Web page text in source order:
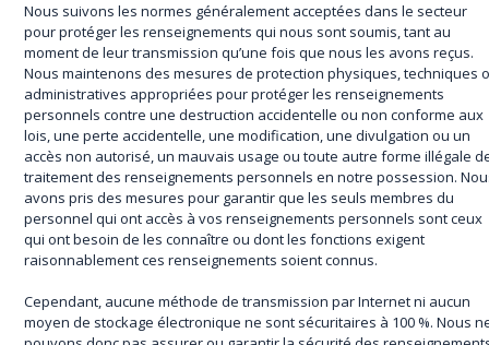
Nous suivons les normes généralement acceptées dans le secteur
pour protéger les renseignements qui nous sont soumis, tant au
moment de leur transmission qu’une fois que nous les avons reçus.
Nous maintenons des mesures de protection physiques, techniques
administratives appropriées pour protéger les renseignements
personnels contre une destruction accidentelle ou non conforme aux
lois, une perte accidentelle, une modification, une divulgation ou un
accès non autorisé, un mauvais usage ou toute autre forme illégale
traitement des renseignements personnels en notre possession.
avons pris des mesures pour garantir que les seuls membres du
personnel qui ont accès à vos renseignements personnels sont ceux
qui ont besoin de les connaître ou dont les fonctions exigent
raisonnablement ces renseignements soient connus.
Cependant, aucune méthode de transmission par Internet ni aucun
moyen de stockage électronique ne sont sécuritaires à 100 %. Nous